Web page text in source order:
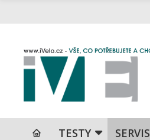
TESTY SERVIS